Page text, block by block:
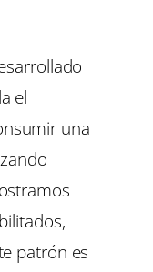
el
una
patrón es